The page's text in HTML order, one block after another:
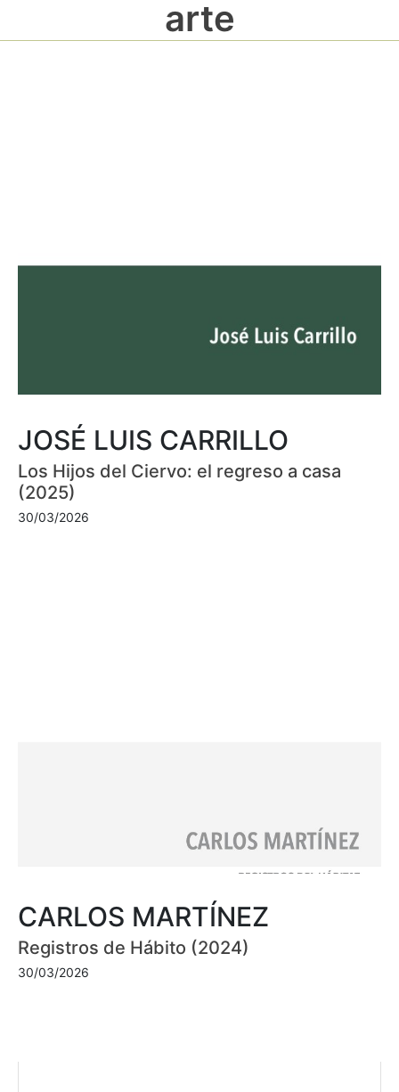
arte
JOSÉ LUIS CARRILLO
Los Hijos del Ciervo: el regreso a casa
(2025)
30/03/2026
CARLOS MARTÍNEZ
Registros de Hábito (2024)
30/03/2026